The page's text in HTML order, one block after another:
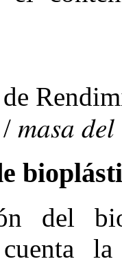
/ 𝑚𝑎𝑠𝑎
del
la